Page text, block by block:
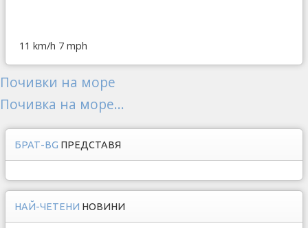
11 km/h 7 mph
Почивки на море
Почивка на море...
БРАТ-BG ПРЕДСТАВЯ
НАЙ-ЧЕТЕНИ НОВИНИ